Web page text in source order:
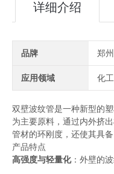
详细介绍
品牌 郑
应用领域 化
双壁波纹管是一种新型的
为主要原料，通过内外挤
管材的环刚度，还使其具
产品特点
高强度与轻量化：外壁的